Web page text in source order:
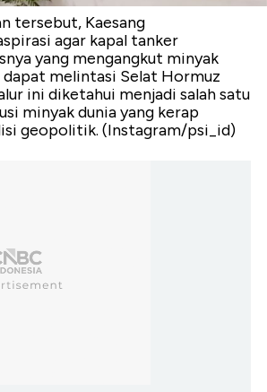
tersebut, Kaesang
agar kapal tanker
yang mengangkut minyak
melintasi Selat Hormuz
ini diketahui menjadi salah satu
minyak dunia yang kerap
geopolitik. (Instagram/psi_id)